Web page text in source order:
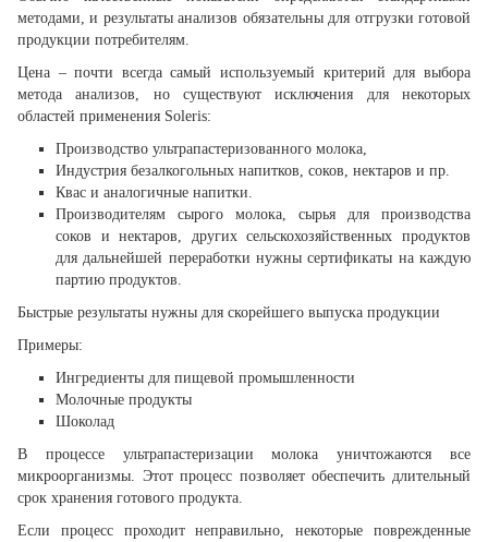
методами, и результаты анализов обязательны для отгрузки готовой
продукции потребителям.
Цена – почти всегда самый используемый критерий для выбора
метода анализов, но существуют исключения для некоторых
областей применения Soleris:
Производство ультрапастеризованного молока,
Индустрия безалкогольных напитков, соков, нектаров и пр.
Квас и аналогичные напитки.
Производителям сырого молока, сырья для производства
соков и нектаров, других сельскохозяйственных продуктов
для дальнейшей переработки нужны сертификаты на каждую
партию продуктов.
Быстрые результаты нужны для скорейшего выпуска продукции
Примеры:
Ингредиенты для пищевой промышленности
Молочные продукты
Шоколад
В процессе ультрапастеризации молока уничтожаются все
микроорганизмы. Этот процесс позволяет обеспечить длительный
срок хранения готового продукта.
Если процесс проходит неправильно, некоторые поврежденные